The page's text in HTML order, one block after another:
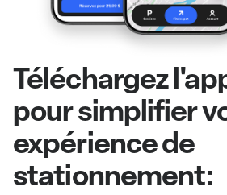
Téléchargez
pour simplifier
expérience de
stationnement: